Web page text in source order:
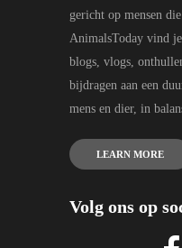
gericht op mensen
AnimalsToday vind
blogs, vlogs,
bijdragen aan een
mens en dier, in
LEARN MORE
Volg ons op